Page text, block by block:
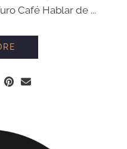
Café Hablar de ...